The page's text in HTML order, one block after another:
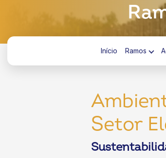
Início Ramos
Setor